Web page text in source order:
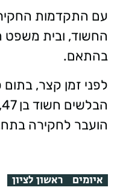
עם התקדמות
החשוד, ובית משפט
בהתאם.
לפני זמן קצר,
הועבר לחקירה
איומים ראשון לציון